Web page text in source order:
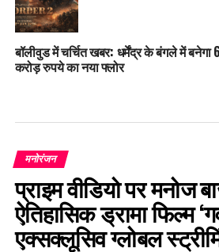
बॉलीवुड में चर्चित खबर: धर्मेंद्र के बंगले में बनेगा
करोड़ रुपये का नया फ्लोर
मनोरंजन
प्राइम वीडियो पर मनोज
ऐतिहासिक ड्रामा फिल्म
एक्सक्लूसिव ग्लोबल